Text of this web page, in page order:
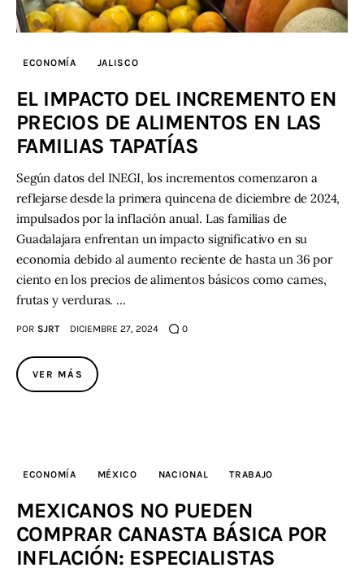
ECONOMÍA JALISCO
EL IMPACTO DEL INCREMENTO EN
PRECIOS DE ALIMENTOS EN LAS
FAMILIAS TAPATÍAS
Según datos del INEGI, los incrementos comenzaron a
reflejarse desde la primera quincena de diciembre de 2024,
impulsados por la inflación anual. Las familias de
Guadalajara enfrentan un impacto significativo en su
economía debido al aumento reciente de hasta un 36 por
ciento en los precios de alimentos básicos como carnes,
frutas y verduras. …
POR SJRT DICIEMBRE 27, 2024 0
VER MÁS
ECONOMÍA MÉXICO NACIONAL TRABAJO
MEXICANOS NO PUEDEN
COMPRAR CANASTA BÁSICA POR
INFLACIÓN: ESPECIALISTAS